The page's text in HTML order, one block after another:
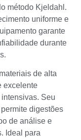
método Kjeldahl.
uniforme e
garante
durante
de alta
excelente
Seu
digestões
de análise e
Ideal para